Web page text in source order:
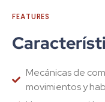
FEATURES
Mecánicas de
movimientos y